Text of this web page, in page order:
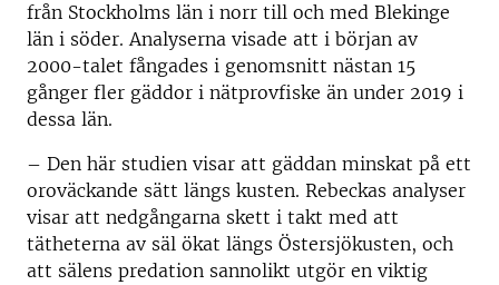
från Stockholms län i norr till och med Blekinge
län i söder. Analyserna visade att i början av
2000-talet fångades i genomsnitt nästan 15
gånger fler gäddor i nätprovfiske än under 2019 i
dessa län.
– Den här studien visar att gäddan minskat på ett
oroväckande sätt längs kusten. Rebeckas analyser
visar att nedgångarna skett i takt med att
tätheterna av säl ökat längs Östersjökusten, och
att sälens predation sannolikt utgör en viktig